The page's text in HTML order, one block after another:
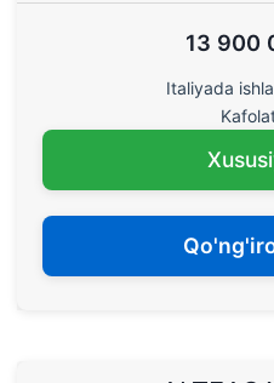
13 900
Italiyada